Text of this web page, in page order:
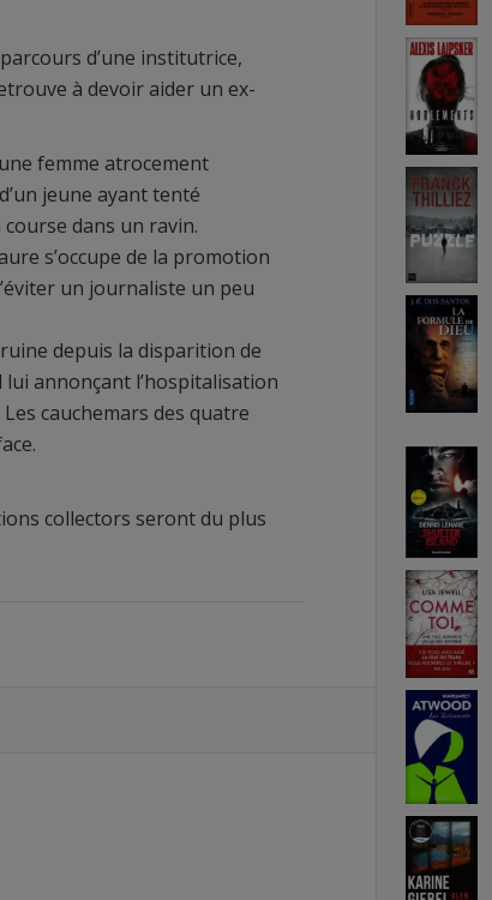
d’une institutrice,
à devoir aider un ex-
femme atrocement
jeune ayant tenté
dans un ravin.
s’occupe de la promotion
un journaliste un peu
depuis la disparition de
lui annonçant l’hospitalisation
cauchemars des quatre
collectors seront du plus